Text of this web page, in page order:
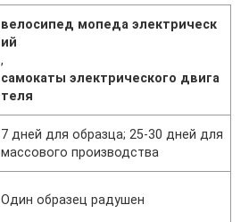
велосипед мопеда электрическ
ий
,
самокаты электрического двига
теля
7 дней для образца; 25-30 дней для
массового производства
Один образец радушен